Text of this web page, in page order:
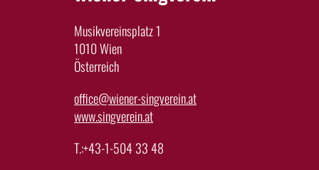
Musikvereinsplatz 1
1010 Wien
Österreich
office@wiener-singverein.at
www.singverein.at
T.:+43-1-504 33 48